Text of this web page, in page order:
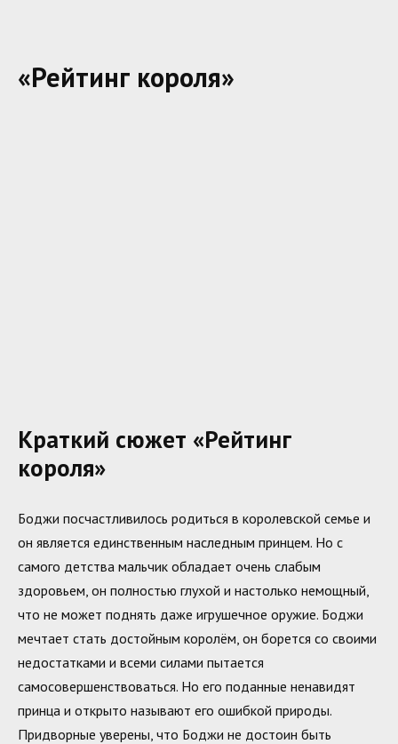
«Рейтинг короля»
Краткий сюжет «Рейтинг
короля»
Боджи посчастливилось родиться в королевской семье и
он является единственным наследным принцем. Но с
самого детства мальчик обладает очень слабым
здоровьем, он полностью глухой и настолько немощный,
что не может поднять даже игрушечное оружие. Боджи
мечтает стать достойным королём, он борется со своими
недостатками и всеми силами пытается
самосовершенствоваться. Но его поданные ненавидят
принца и открыто называют его ошибкой природы.
Придворные уверены, что Боджи не достоин быть